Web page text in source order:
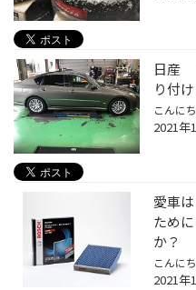
日産
り付け
2021年
愛車
ため
か？
2021年